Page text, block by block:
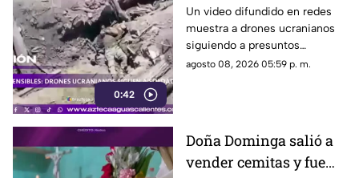
0:42
soldados rusos durante
varias horas
Un video difundido en redes
muestra a drones ucranianos
siguiendo a presuntos
soldados rusos antes de un
agosto 08, 2026 05:59 p. m.
Doña Dominga salió a
vender cemitas y fue